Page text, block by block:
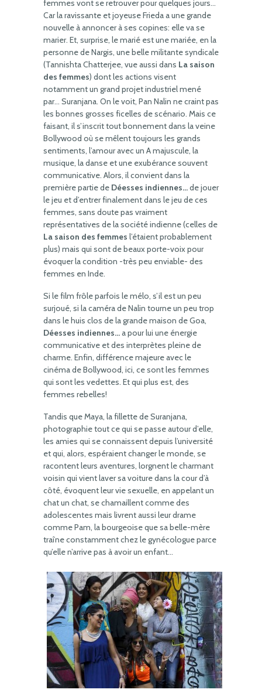
femmes vont se retrouver pour quelques jours…
Car la ravissante et joyeuse Frieda a une grande
nouvelle à annoncer à ses copines: elle va se
marier. Et, surprise, le marié est une mariée, en la
personne de Nargis, une belle militante syndicale
(Tannishta Chatterjee, vue aussi dans La saison
des femmes) dont les actions visent
notamment un grand projet industriel mené
par… Suranjana. On le voit, Pan Nalin ne craint pas
les bonnes grosses ficelles de scénario. Mais ce
faisant, il s’inscrit tout bonnement dans la veine
Bollywood où se mêlent toujours les grands
sentiments, l’amour avec un A majuscule, la
musique, la danse et une exubérance souvent
communicative. Alors, il convient dans la
première partie de Déesses indiennes…de jouer
le jeu et d’entrer finalement dans le jeu de ces
femmes, sans doute pas vraiment
représentatives de la société indienne (celles de
La saison des femmes l’étaient probablement
plus) mais qui sont de beaux porte-voix pour
évoquer la condition -très peu enviable- des
femmes en Inde.
Si le film frôle parfois le mélo, s’il est un peu
surjoué, si la caméra de Nalin tourne un peu trop
dans le huis clos de la grande maison de Goa,
Déesses indiennes…a pour lui une énergie
communicative et des interprètes pleine de
charme. Enfin, différence majeure avec le
cinéma de Bollywood, ici, ce sont les femmes
qui sont les vedettes. Et qui plus est, des
femmes rebelles!
Tandis que Maya, la fillette de Suranjana,
photographie tout ce qui se passe autour d’elle,
les amies qui se connaissent depuis l’université
et qui, alors, espéraient changer le monde, se
racontent leurs aventures, lorgnent le charmant
voisin qui vient laver sa voiture dans la cour d’à
côté, évoquent leur vie sexuelle, en appelant un
chat un chat, se chamaillent comme des
adolescentes mais livrent aussi leur drame
comme Pam, la bourgeoise que sa belle-mère
traîne constamment chez le gynécologue parce
qu’elle n’arrive pas à avoir un enfant…